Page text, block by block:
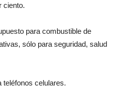
ciento.
para combustible de
sólo para seguridad, salud
teléfonos celulares.